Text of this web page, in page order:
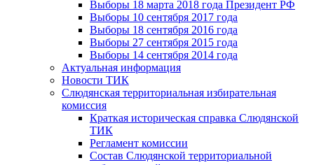
Выборы 18 марта 2018 года Президент РФ
Выборы 10 сентября 2017 года
Выборы 18 сентября 2016 года
Выборы 27 сентября 2015 года
Выборы 14 сентября 2014 года
Актуальная информация
Новости ТИК
Слюдянская территориальная избирательная
комиссия
Краткая историческая справка Слюдянской
ТИК
Регламент комиссии
Состав Слюдянской территориальной